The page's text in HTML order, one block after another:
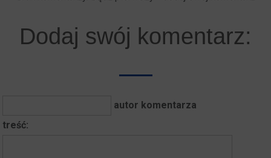
Dodaj swój komentarz:
autor komentarza
treść: